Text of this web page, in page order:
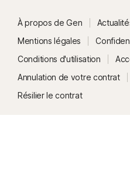
À propos de Gen
Mentions légales
Conditions d'utilisation
Annulation de votre contrat
Résilier le contrat